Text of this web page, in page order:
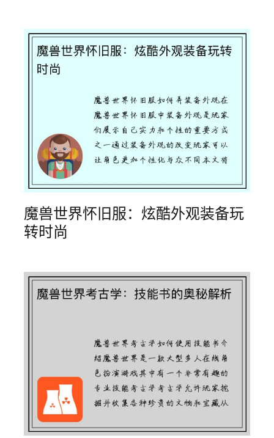
魔兽世界怀旧服：炫酷外观装备玩
转时尚